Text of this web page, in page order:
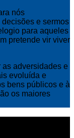
nós
e sermos
para aqueles
pretende vir viver
adversidades e
evoluída e
bens públicos e à
os maiores